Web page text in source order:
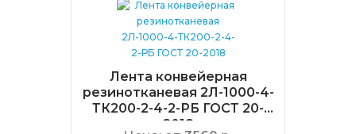
Лента конвейерная
резинотканевая 2Л-1000-4-
ТК200-2-4-2-РБ ГОСТ 20-
2018